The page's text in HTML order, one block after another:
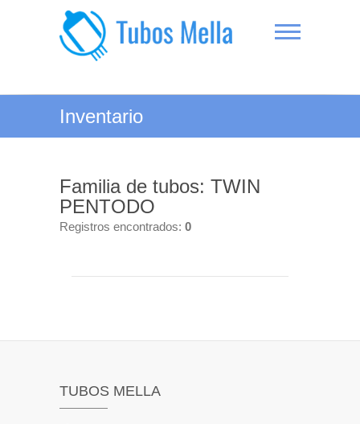
Tubos Mella
Inventario
Familia de tubos: TWIN
PENTODO
Registros encontrados: 0
TUBOS MELLA